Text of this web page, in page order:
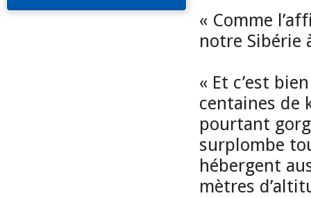
« Comme
notre Sibérie
« Et c’est
centaines de
pourtant
surplombe
hébergent
mètres